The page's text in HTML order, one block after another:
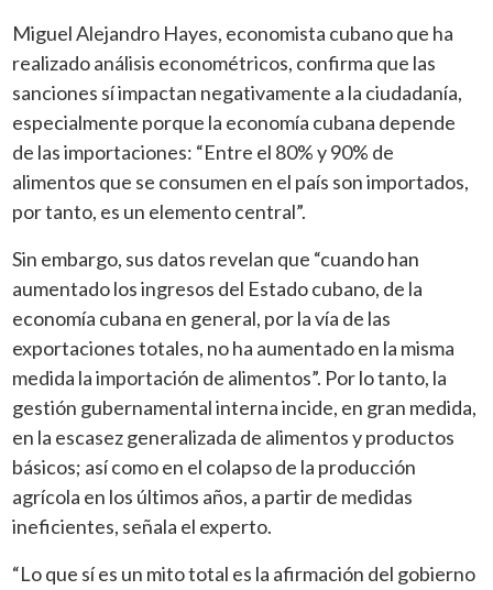
Miguel Alejandro Hayes, economista cubano que ha
realizado análisis econométricos, confirma que las
sanciones sí impactan negativamente a la ciudadanía,
especialmente porque la economía cubana depende
de las importaciones: “Entre el 80% y 90% de
alimentos que se consumen en el país son importados,
por tanto, es un elemento central”.
Sin embargo, sus datos revelan que “cuando han
aumentado los ingresos del Estado cubano, de la
economía cubana en general, por la vía de las
exportaciones totales, no ha aumentado en la misma
medida la importación de alimentos”. Por lo tanto, la
gestión gubernamental interna incide, en gran medida,
en la escasez generalizada de alimentos y productos
básicos; así como en el colapso de la producción
agrícola en los últimos años, a partir de medidas
ineficientes, señala el experto.
“Lo que sí es un mito total es la afirmación del gobierno